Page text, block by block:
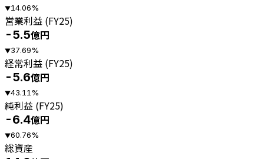
▼14.06%
営業利益 (FY25)
-5.5億円
▼37.69%
経常利益 (FY25)
-5.6億円
▼43.11 %
純利益 (FY25)
-6.4億円
▼60.76%
総資産